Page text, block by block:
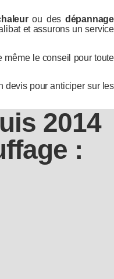
ou des dépannage
et assurons un service
même le conseil pour toute
devis pour anticiper sur les
2014
: